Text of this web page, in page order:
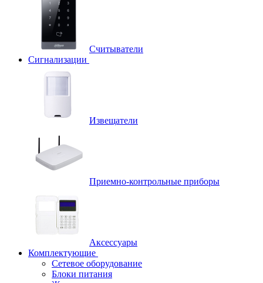
Считыватели
Сигнализации
Извещатели
Приемно-контрольные приборы
Аксессуары
Комплектующие
Сетевое оборудование
Блоки питания